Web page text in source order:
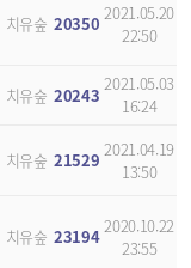
치유숲 20350 2021.05.20
22:50
치유숲 20243
2021.05.03
16:24
치유숲 21529 2021.04.19
13:50
치유숲 231942020.10.22
23:55